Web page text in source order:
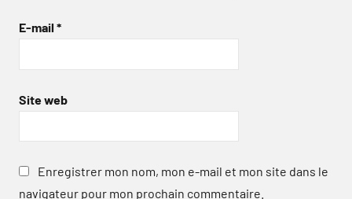
E-mail *
Site web
Enregistrer mon nom, mon e-mail et mon site dans le
navigateur pour mon prochain commentaire.